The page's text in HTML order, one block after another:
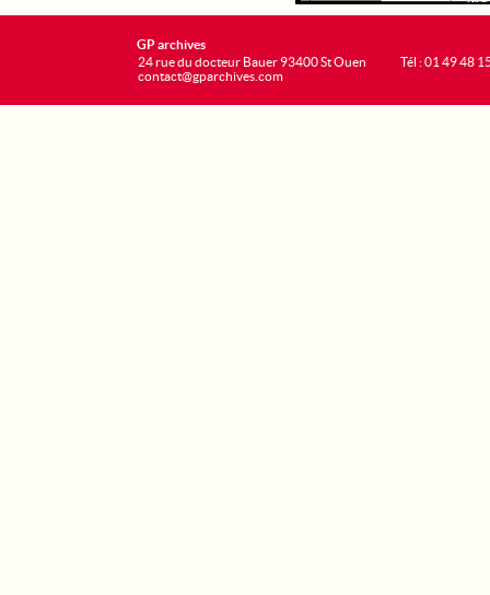
GP archives
24 rue du docteur Bauer 93400 St Ouen
contact@gparchives.com
Tél : 01 49 48